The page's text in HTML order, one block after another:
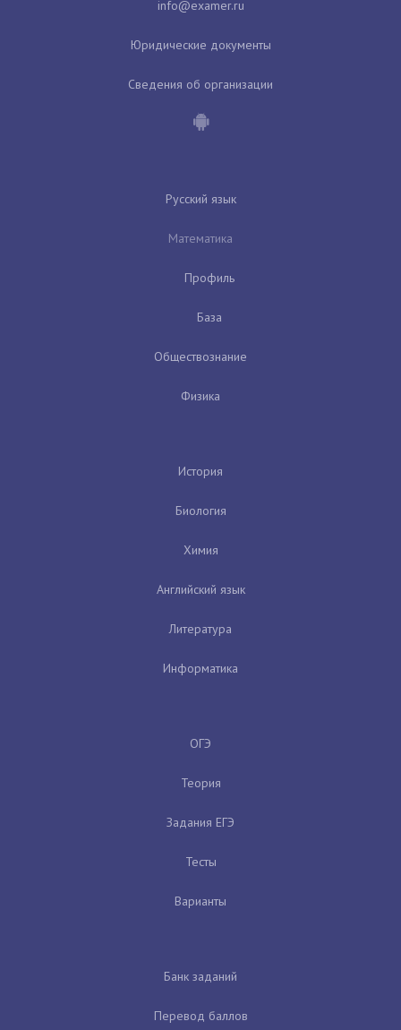
Юридические документы
Сведения об организации
Русский язык
Математика
Профиль
База
Обществознание
Физика
История
Биология
Химия
Английский язык
Литература
Информатика
ОГЭ
Теория
Задания ЕГЭ
Тесты
Варианты
Банк заданий
Перевод баллов